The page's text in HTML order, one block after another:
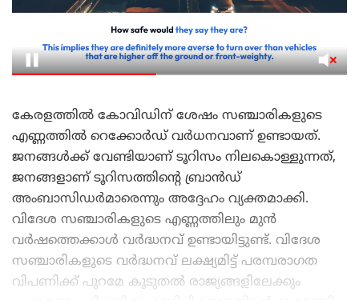
കേരളത്തിൽ കോവിഡിന് ശേഷം സഞ്ചാരികളുടെ
എണ്ണത്തിൽ റെക്കോർഡ് വർധനവാണ് ഉണ്ടായത്.
ജനങ്ങൾക്ക് വേണ്ടിയാണ് ടൂറിസം നിലകൊള്ളുന്നത്,
ജനങ്ങളാണ് ടൂറിസത്തിന്റെ ബ്രാൻഡ്
അംബാസിഡർമാരെന്നും അദ്ദേഹം വ്യക്തമാക്കി.
വിദേശ സഞ്ചാരികളുടെ എണ്ണത്തിലും മുൻ
വർഷത്തെക്കാൾ വർദ്ധനവ് ഉണ്ടായിട്ടുണ്ട്. വിദേശ
സഞ്ചാരികളുടെ വർദ്ധനവ് ലക്ഷ്യമിട്ട് പരമ്പരാഗത
വിപണിക്ക് പുറമേ കൂടുതൽ രാജ്യങ്ങളിലേക്കും